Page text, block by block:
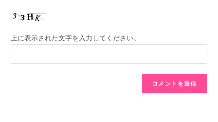
上に表示された文字を入力してください。